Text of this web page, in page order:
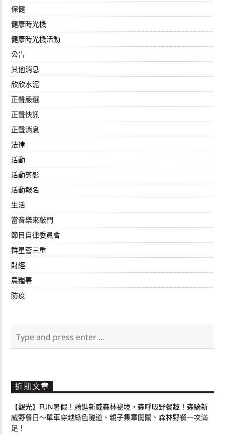
保健
健康時光機
健康時光機活動
公告
其他消息
欣欣水泥
正聲嚴選
正聲快訊
正聲消息
法律
活動
活動剪影
活動報名
生活
當音樂來敲門
節目自律委員會
群星薈三重
財經
農糧署
防疫
近期文章
【觀光】FUN暑假！騎進新威森林祕境，森呼吸野餐趣！森騎新
威野餐日～單車穿越綠色隧道、親子集章闖關、森林野餐一次滿
足！